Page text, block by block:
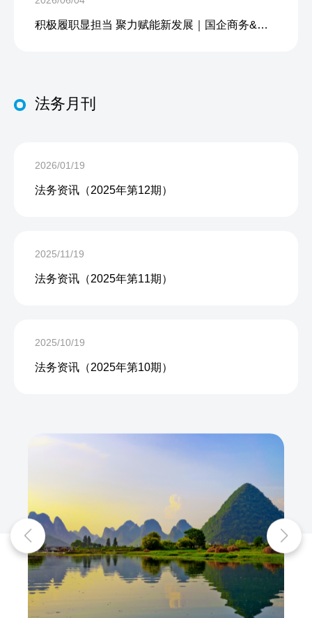
积极履职显担当 聚力赋能新发展｜国企商务&中企人力出席上海现代服务业联合会第五届会员大会第三次会议暨2026服务业高质量发展大会
法务月刊
2026/01/19
法务资讯（2025年第12期）
2025/11/19
法务资讯（2025年第11期）
2025/10/19
法务资讯（2025年第10期）